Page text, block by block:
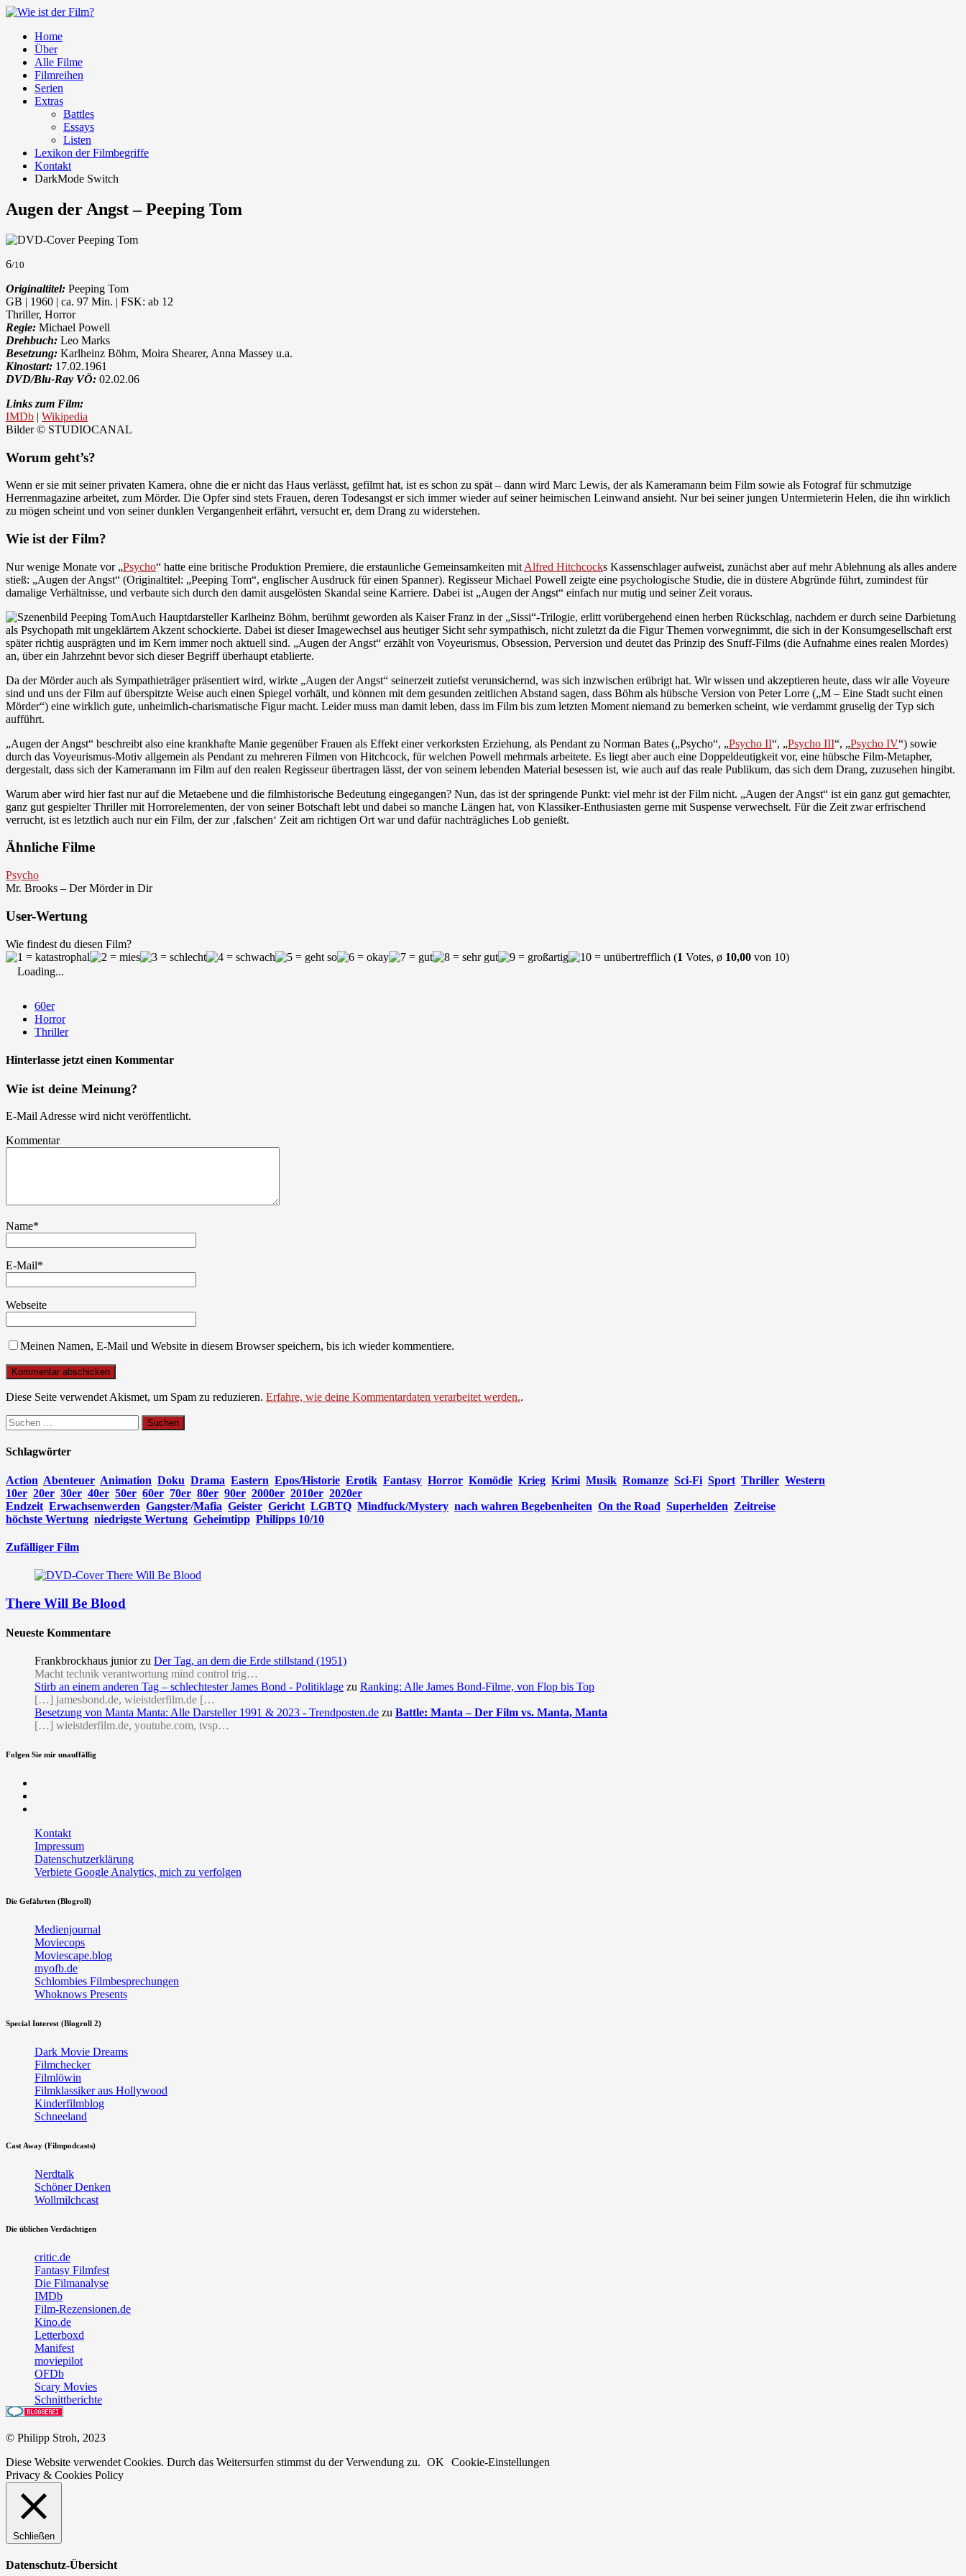
Home
Über
Alle Filme
Filmreihen
Serien
Extras
Battles
Essays
Listen
Lexikon der Filmbegriffe
Kontakt
DarkMode Switch
Augen der Angst – Peeping Tom
6/10
Originaltitel: Peeping Tom
GB | 1960 | ca. 97 Min. | FSK: ab 12
Thriller, Horror
Regie: Michael Powell
Drehbuch: Leo Marks
Besetzung: Karlheinz Böhm, Moira Shearer, Anna Massey u.a.
Kinostart: 17.02.1961
DVD/Blu-Ray VÖ: 02.02.06
Links zum Film:
IMDb | Wikipedia
Bilder © STUDIOCANAL
Worum geht’s?
Wenn er sie mit seiner privaten Kamera, ohne die er nicht das Haus verlässt, gefilmt hat, ist es schon zu spät – dann wird Marc Lewis, der als Kameramann beim Film sowie als Fotograf für schmutzige
Herrenmagazine arbeitet, zum Mörder. Die Opfer sind stets Frauen, deren Todesangst er sich immer wieder auf seiner heimischen Leinwand ansieht. Nur bei seiner jungen Untermieterin Helen, die ihn wirklich
zu mögen scheint und von seiner dunklen Vergangenheit erfährt, versucht er, dem Drang zu widerstehen.
Wie ist der Film?
Nur wenige Monate vor „Psycho“ hatte eine britische Produktion Premiere, die erstaunliche Gemeinsamkeiten mit Alfred Hitchcocks Kassenschlager aufweist, zunächst aber auf mehr Ablehnung als alles andere
stieß: „Augen der Angst“ (Originaltitel: „Peeping Tom“, englischer Ausdruck für einen Spanner). Regisseur Michael Powell zeigte eine psychologische Studie, die in düstere Abgründe führt, zumindest für
damalige Verhältnisse, und verbaute sich durch den damit ausgelösten Skandal seine Karriere. Dabei ist „Augen der Angst“ einfach nur mutig und seiner Zeit voraus.
Auch Hauptdarsteller Karlheinz Böhm, berühmt geworden als Kaiser Franz in der „Sissi“-Trilogie, erlitt vorübergehend einen herben Rückschlag, nachdem er durch seine Darbietung
als Psychopath mit ungeklärtem Akzent schockierte. Dabei ist dieser Imagewechsel aus heutiger Sicht sehr sympathisch, nicht zuletzt da die Figur Themen vorwegnimmt, die sich in der Konsumgesellschaft erst
später richtig ausprägten und im Kern immer noch aktuell sind. „Augen der Angst“ erzählt von Voyeurismus, Obsession, Perversion und deutet das Prinzip des Snuff-Films (die Aufnahme eines realen Mordes)
an, über ein Jahrzehnt bevor sich dieser Begriff überhaupt etablierte.
Da der Mörder auch als Sympathieträger präsentiert wird, wirkte „Augen der Angst“ seinerzeit zutiefst verunsichernd, was sich inzwischen erübrigt hat. Wir wissen und akzeptieren heute, dass wir alle Voyeure
sind und uns der Film auf überspitzte Weise auch einen Spiegel vorhält, und können mit dem gesunden zeitlichen Abstand sagen, dass Böhm als hübsche Version von Peter Lorre („M – Eine Stadt sucht einen
Mörder“) eine wirklich gute, unheimlich-charismatische Figur macht. Leider muss man damit leben, dass im Film bis zum letzten Moment niemand zu bemerken scheint, wie verdammt gruselig der Typ sich
aufführt.
„Augen der Angst“ beschreibt also eine krankhafte Manie gegenüber Frauen als Effekt einer verkorksten Erziehung, als Pendant zu Norman Bates („Psycho“, „Psycho II“, „Psycho III“, „Psycho IV“) sowie
durch das Voyeurismus-Motiv allgemein als Pendant zu mehreren Filmen von Hitchcock, für welchen Powell mehrmals arbeitete. Es liegt aber auch eine Doppeldeutigkeit vor, eine hübsche Film-Metapher,
dergestalt, dass sich der Kameramann im Film auf den realen Regisseur übertragen lässt, der von seinem lebenden Material besessen ist, wie auch auf das reale Publikum, das sich dem Drang, zuzusehen hingibt.
Warum aber wird hier fast nur auf die Metaebene und die filmhistorische Bedeutung eingegangen? Nun, das ist der springende Punkt: viel mehr ist der Film nicht. „Augen der Angst“ ist ein ganz gut gemachter,
ganz gut gespielter Thriller mit Horrorelementen, der von seiner Botschaft lebt und dabei so manche Längen hat, von Klassiker-Enthusiasten gerne mit Suspense verwechselt. Für die Zeit zwar erfrischend
verrucht, ist es letztlich auch nur ein Film, der zur ‚falschen‘ Zeit am richtigen Ort war und dafür nachträgliches Lob genießt.
Ähnliche Filme
Psycho
Mr. Brooks – Der Mörder in Dir
User-Wertung
Wie findest du diesen Film?
(1 Votes, ø 10,00 von 10)
Loading...
60er
Horror
Thriller
Hinterlasse jetzt einen Kommentar
Wie ist deine Meinung?
E-Mail Adresse wird nicht veröffentlicht.
Kommentar
Name*
E-Mail*
Webseite
Meinen Namen, E-Mail und Website in diesem Browser speichern, bis ich wieder kommentiere.
Diese Seite verwendet Akismet, um Spam zu reduzieren. Erfahre, wie deine Kommentardaten verarbeitet werden..
Suchen
nach:
Schlagwörter
Action Abenteuer Animation Doku Drama Eastern Epos/Historie Erotik Fantasy Horror Komödie Krieg Krimi Musik Romanze Sci-Fi Sport Thriller Western
10er 20er 30er 40er 50er 60er 70er 80er 90er 2000er 2010er 2020er
Endzeit Erwachsenwerden Gangster/Mafia Geister Gericht LGBTQ Mindfuck/Mystery nach wahren Begebenheiten On the Road Superhelden Zeitreise
höchste Wertung niedrigste Wertung Geheimtipp Philipps 10/10
Zufälliger Film
There Will Be Blood
Neueste Kommentare
Frankbrockhaus junior zu Der Tag, an dem die Erde stillstand (1951)
Macht technik verantwortung mind control trig…
Stirb an einem anderen Tag – schlechtester James Bond - Politiklage zu Ranking: Alle James Bond-Filme, von Flop bis Top
[…] jamesbond.de, wieistderfilm.de […
Besetzung von Manta Manta: Alle Darsteller 1991 & 2023 - Trendposten.de zu Battle: Manta – Der Film vs. Manta, Manta
[…] wieistderfilm.de, youtube.com, tvsp…
Folgen Sie mir unauffällig
Kontakt
Impressum
Datenschutzerklärung
Verbiete Google Analytics, mich zu verfolgen
Die Gefährten (Blogroll)
Medienjournal
Moviecops
Moviescape.blog
myofb.de
Schlombies Filmbesprechungen
Whoknows Presents
Special Interest (Blogroll 2)
Dark Movie Dreams
Filmchecker
Filmlöwin
Filmklassiker aus Hollywood
Kinderfilmblog
Schneeland
Cast Away (Filmpodcasts)
Nerdtalk
Schöner Denken
Wollmilchcast
Die üblichen Verdächtigen
critic.de
Fantasy Filmfest
Die Filmanalyse
IMDb
Film-Rezensionen.de
Kino.de
Letterboxd
Manifest
moviepilot
OFDb
Scary Movies
Schnittberichte
© Philipp Stroh, 2023
Diese Website verwendet Cookies. Durch das Weitersurfen stimmst du der Verwendung zu. OK
Cookie-Einstellungen
Privacy & Cookies Policy
Schließen
Datenschutz-Übersicht